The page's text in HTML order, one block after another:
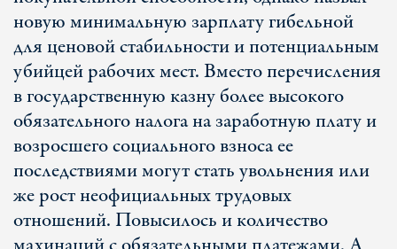
новую минимальную зарплату гибельной
для ценовой стабильности и потенциальным
убийцей рабочих мест. Вместо перечисления
в государственную казну более высокого
обязательного налога на заработную плату и
возросшего социального взноса ее
последствиями могут стать увольнения или
же рост неофициальных трудовых
отношений. Повысилось и количество